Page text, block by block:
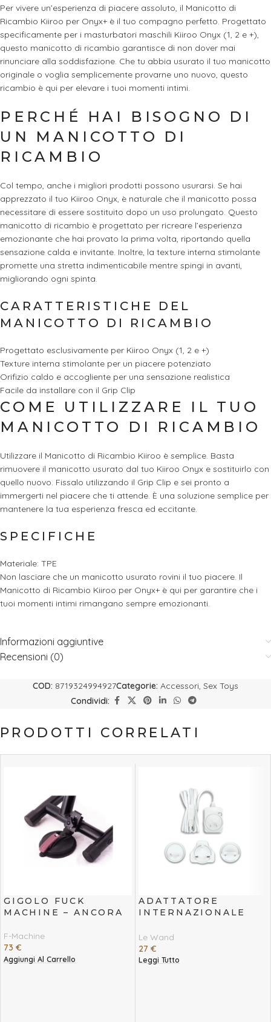
Per vivere un’esperienza di piacere assoluto, il Manicotto di
Ricambio Kiiroo per Onyx+ è il tuo compagno perfetto. Progettato
specificamente per i masturbatori maschili Kiiroo Onyx (1, 2 e +),
questo manicotto di ricambio garantisce di non dover mai
rinunciare alla soddisfazione. Che tu abbia usurato il tuo manicotto
originale o voglia semplicemente provarne uno nuovo, questo
ricambio è qui per elevare i tuoi momenti intimi.
PERCHÉ HAI BISOGNO DI
UN MANICOTTO DI
RICAMBIO
Col tempo, anche i migliori prodotti possono usurarsi. Se hai
apprezzato il tuo Kiiroo Onyx, è naturale che il manicotto possa
necessitare di essere sostituito dopo un uso prolungato. Questo
manicotto di ricambio è progettato per ricreare l’esperienza
emozionante che hai provato la prima volta, riportando quella
sensazione calda e invitante. Inoltre, la texture interna stimolante
promette una stretta indimenticabile mentre spingi in avanti,
migliorando ogni spinta.
CARATTERISTICHE DEL
MANICOTTO DI RICAMBIO
Progettato esclusivamente per Kiiroo Onyx (1, 2 e +)
Texture interna stimolante per un piacere potenziato
Orifizio caldo e accogliente per una sensazione realistica
Facile da installare con il Grip Clip
COME UTILIZZARE IL TUO
MANICOTTO DI RICAMBIO
Utilizzare il Manicotto di Ricambio Kiiroo è semplice. Basta
rimuovere il manicotto usurato dal tuo Kiiroo Onyx e sostituirlo con
quello nuovo. Fissalo utilizzando il Grip Clip e sei pronto a
immergerti nel piacere che ti attende. È una soluzione semplice per
mantenere la tua esperienza fresca ed eccitante.
SPECIFICHE
Materiale: TPE
Non lasciare che un manicotto usurato rovini il tuo piacere. Il
Manicotto di Ricambio Kiiroo per Onyx+ è qui per garantire che i
tuoi momenti intimi rimangano sempre emozionanti.
Informazioni aggiuntive
Recensioni (0)
COD: 8719324994927Categorie: Accessori, Sex Toys
Condividi:
PRODOTTI CORRELATI
GIGOLO FUCK
MACHINE – ANCORA
F-Machine
73 €
Aggiungi Al Carrello
ADATTATORE
INTERNAZIONALE
Le Wand
27 €
Leggi Tutto